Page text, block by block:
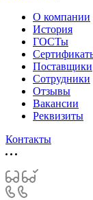
О компании
История
ГОСТы
Поставщики
Сотрудники
Отзывы
Вакансии
Реквизиты
Контакты